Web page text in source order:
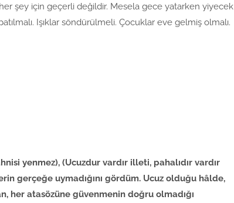
şey için geçerli değildir. Mesela gece yatarken yiyecek
Işıklar söndürülmeli. Çocuklar eve gelmiş olmalı.
yenmez), (Ucuzdur vardır illeti, pahalıdır vardır
gerçeğe uymadığını gördüm. Ucuz olduğu hâlde,
her atasözüne güvenmenin doğru olmadığı